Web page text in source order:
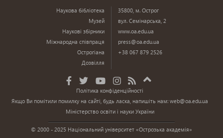
Наукова бібліотека
Музей
Наукові збірники
Міжнародна співпраця
Острогіана
Дозвілля
35800, м. Острог
вул. Семінарська, 2
www.oa.edu.ua
press@oa.edu.ua
+38 067 879 2526
Політика конфіденційності
Якщо Ви помітили помилку на сайті, будь ласка, напишіть нам:web@oa.edu.ua
Міністерство освіти і науки України
© 2000 - 2025 Національний університет «Острозька академія»